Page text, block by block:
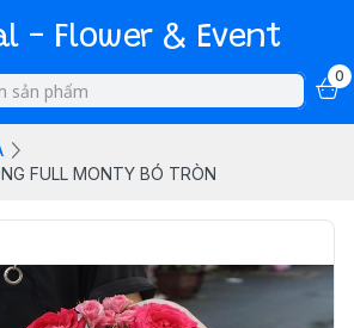
- Flower & Event
0
FULL MONTY BÓ TRÒN